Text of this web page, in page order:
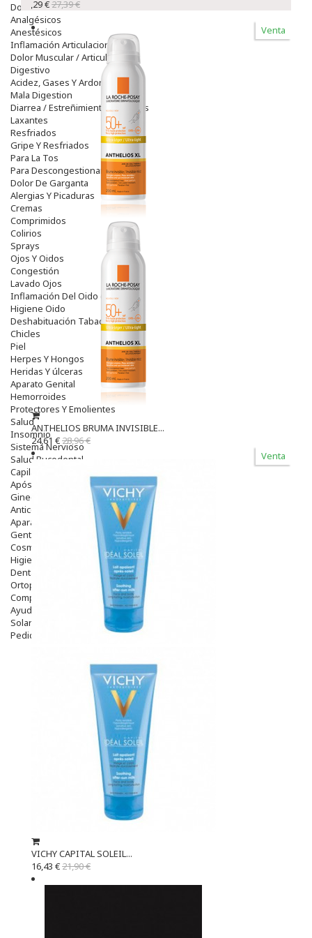
Dolor E Inflamación
Analgésicos
Anestésicos
Inflamación Articulaciones
Dolor Muscular / Articular
Digestivo
Acidez, Gases Y Ardores
Mala Digestion
Diarrea / Estreñimiento / Vómitos
Laxantes
Resfriados
Gripe Y Resfriados
Para La Tos
Para Descongestionar La Nariz
Dolor De Garganta
Alergias Y Picaduras
Cremas
Comprimidos
Colirios
Sprays
Ojos Y Oidos
Congestión
Lavado Ojos
Inflamación Del Oido (otitis)
Higiene Oido
Deshabituación Tabaquismo
Chicles
Piel
Herpes Y Hongos
Heridas Y úlceras
Aparato Genital
Hemorroides
Protectores Y Emolientes
Salud
Insomnio
Sistema Nervioso
Salud Bucodental
Capilar
Apósitos
Ginecología
Anticonceptivos
Aparato Genital
Gente Mayor
Cosmética
Higiene
Dentales
Ortopedia
Complementos Nutricionales.
Ayudas
Solares
Pedido express
23,29 €27,39 €
Venta
ANTHELIOS BRUMA INVISIBLE...
24,61 €28,96 €
Venta
VICHY CAPITAL SOLEIL...
16,43 €21,90 €